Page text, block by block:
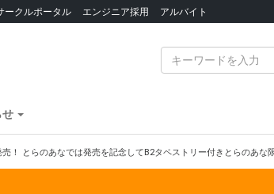
ークルポータル エンジニア採用 アルバイト
せ
！ とらのあなでは発売を記念してB2タペストリー付きとらのあな